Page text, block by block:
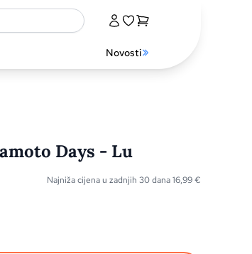
Novosti
Days - Lu
Najniža cijena u zadnjih 30 dana16,99€